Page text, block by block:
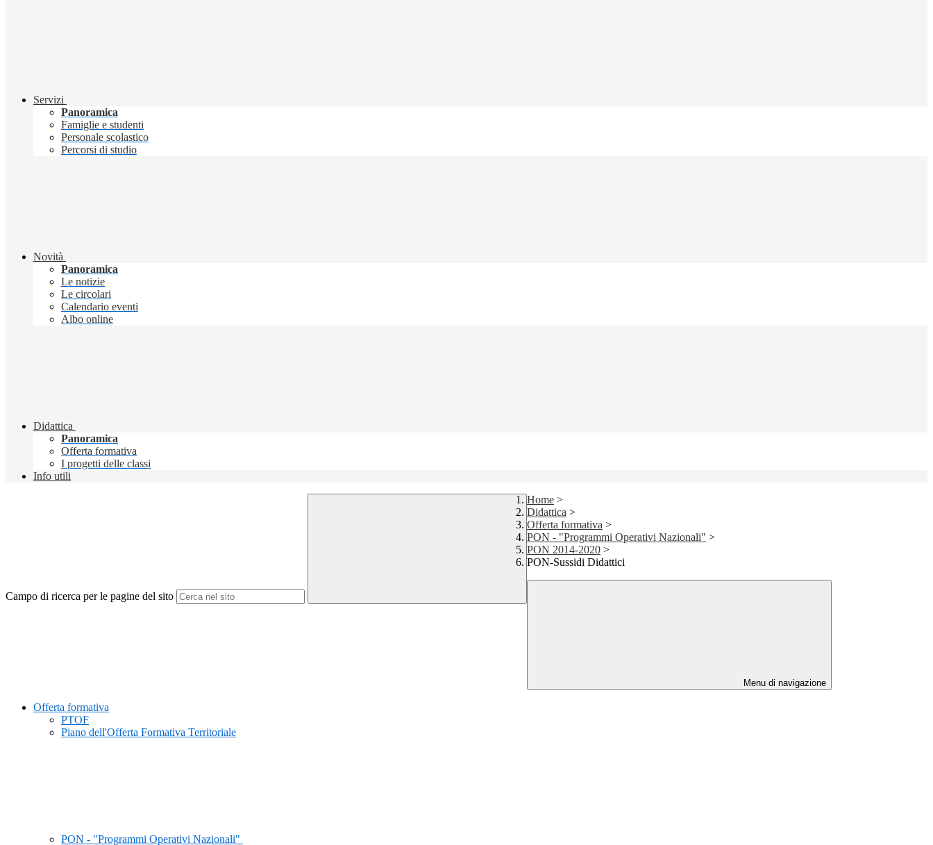
Servizi
Panoramica
Famiglie e studenti
Personale scolastico
Percorsi di studio
Novità
Panoramica
Le notizie
Le circolari
Calendario eventi
Albo online
Didattica
Panoramica
Offerta formativa
I progetti delle classi
Info utili
Campo di ricerca per le pagine del sito
Home >
Didattica >
Offerta formativa >
PON - "Programmi Operativi Nazionali" >
PON 2014-2020 >
PON-Sussidi Didattici
Menu di navigazione
Offerta formativa
PTOF
Piano dell'Offerta Formativa Territoriale
PON - "Programmi Operativi Nazionali"